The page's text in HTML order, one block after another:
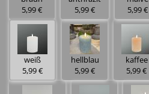
5,99 €
5,99 €
5,99 €
weiß
5,99 €
hellblau
5,99 €
kaffee
5,99 €